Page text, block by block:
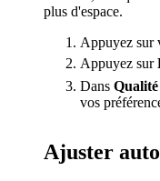
plus d'espace.
Appuyez sur
Appuyez sur
Dans
vos
Ajuster